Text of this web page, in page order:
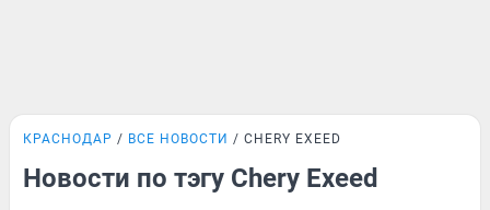
КРАСНОДАР ВСЕ НОВОСТИ CHERY EXEED
Новости по тэгу Chery Exeed